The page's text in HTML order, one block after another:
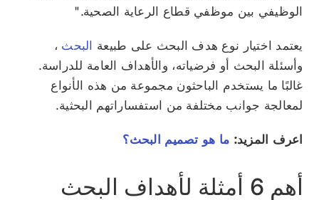
الوظيفي بين موظفي قطاع الرعاية الصحية."
يعتمد اختيار نوع هدف البحث على طبيعة البحث ،
وأسئلة البحث أو فرضياته، والأهداف العامة للدراسة.
غالبًا ما يستخدم الباحثون مجموعة من هذه الأنواع
لمعالجة جوانب مختلفة من استفساراتهم البحثية.
اعرف المزيد: ما هو تصميم البحث؟
أهم 6 أمثلة لأهداف البحث